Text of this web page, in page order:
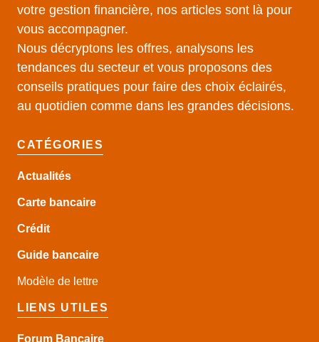
votre gestion financière, nos articles sont là pour
vous accompagner.
Nous décryptons les offres, analysons les
tendances du secteur et vous proposons des
conseils pratiques pour faire des choix éclairés,
au quotidien comme dans les grandes décisions.
CATÉGORIES
Actualités
Carte bancaire
Crédit
Guide bancaire
Modèle de lettre
LIENS UTILES
Forum Bancaire